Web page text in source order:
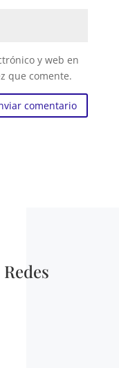
y web en
que comente.
comentario